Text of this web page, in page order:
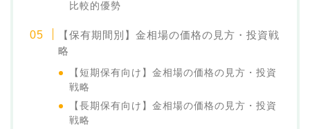
比較的優勢
【保有期間別】金相場の価格の見方・投資戦
略
【短期保有向け】金相場の価格の見方・投資
戦略
【長期保有向け】金相場の価格の見方・投資
戦略